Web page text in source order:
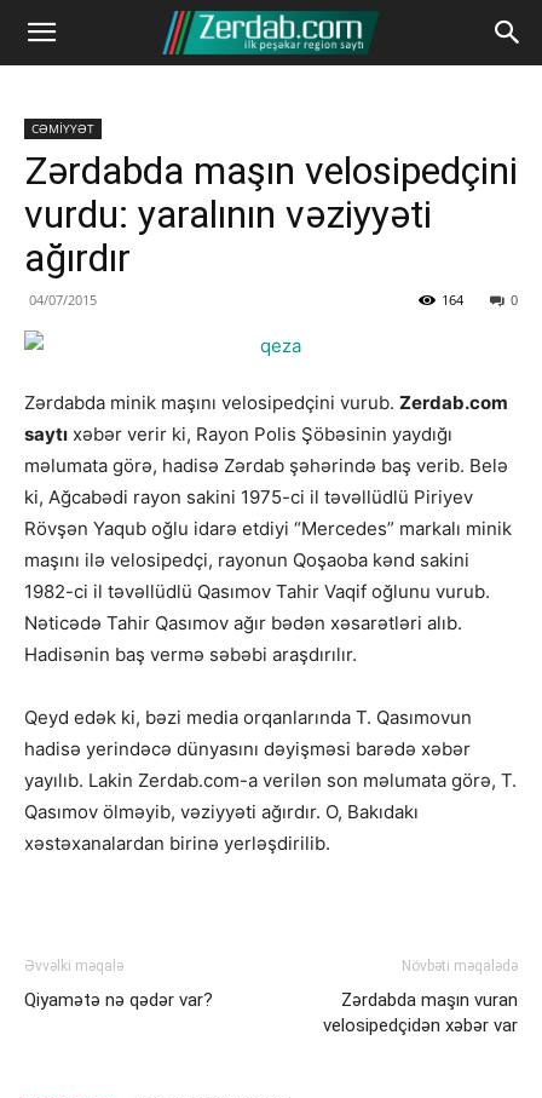
CƏMİYYƏT
Zərdabda maşın velosipedçini
vurdu: yaralının vəziyyəti
ağırdır
04/07/2015 0
164
Zərdabda minik maşını velosipedçini vurub. Zerdab.com
saytı xəbər verir ki, Rayon Polis Şöbəsinin yaydığı
məlumata görə, hadisə Zərdab şəhərində baş verib. Belə
ki, Ağcabədi rayon sakini 1975-ci il təvəllüdlü Piriyev
Rövşən Yaqub oğlu idarə etdiyi “Mercedes” markalı minik
maşını ilə velosipedçi, rayonun Qoşaoba kənd sakini
1982-ci il təvəllüdlü Qasımov Tahir Vaqif oğlunu vurub.
Nəticədə Tahir Qasımov ağır bədən xəsarətləri alıb.
Hadisənin baş vermə səbəbi araşdırılır.
Qeyd edək ki, bəzi media orqanlarında T. Qasımovun
hadisə yerindəcə dünyasını dəyişməsi barədə xəbər
yayılıb. Lakin Zerdab.com-a verilən son məlumata görə, T.
Qasımov ölməyib, vəziyyəti ağırdır. O, Bakıdakı
xəstəxanalardan birinə yerləşdirilib.
Əvvəlki məqalə
Qiyamətə nə qədər var?
Növbəti məqalədə
Zərdabda maşın vuran
velosipedçidən xəbər var